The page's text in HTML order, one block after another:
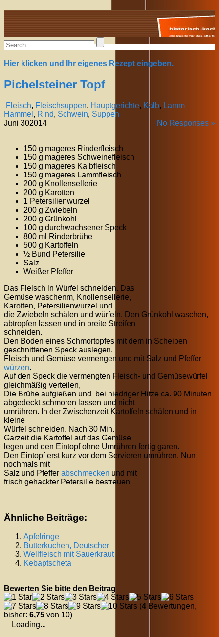
Alte Rezepte online
Hier klicken und Ihr eigenes Rezept eingeben.
Pichelsteiner Topf
Fleisch, Fleischsuppen, Hauptgerichte, Kalb, Lamm
Hammel , Rind, Schwein, Suppen
No Responses »
Juni 302014
150 g mageres Rinderfleisch
150 g mageres Schweinefleisch
150 g mageres Kalbfleisch
150 g mageres Lammfleisch
200 g Knollensellerie
200 g Karotten
1 Petersilienwurzel
200 g Zwiebeln
200 g Grünkohl
100 g durchwachsener Speck
800 ml Rinderbrühe
500 g Kartoffeln
½ Bund Petersilie
Salz
Weißer Pfeffer
Das Fleisch in Würfel schneiden. Das
Gemüse waschenm, Knollensellerie,
Karotten, Petersilienwurzel und
die Zwiebeln schälen und würfeln. Den Grünkohl waschen,
abtropfen lassen und in breite Streifen
schneiden.
Den Boden eines Schmortopfes mit dem in Scheiben
geschnittenen Speck auslegen.
Fleisch und Gemüse vermengen und mit Salz und Pfeffer
würzen.
Auf den Speck die vermengten Fleisch- und Gemüsewürfel
gleichmäßig verteilen,
Die Brühe aufgießen und bei niedriger Hitze ca. 90 Minuten
abgedeckt schmoren lassen und nicht
umrühren. In der Zwischenzeit Kartoffeln schälen und in
kleine
Würfel schneiden. Nach 30 Min.
Garzeit die Kartoffel auf das Gemüse
legen und den Eintopf ohne Umrühren fertig garen.
Den Eintopf erst kurz vor dem Servieren umrühren. Nun
nochmals mit
Salz und Pfeffer abschmecken und mit
frisch gehackter Petersilie bestreuen.
Ähnliche Beiträge:
Apfelringe
Butterkuchen, Deutscher
Wellfleisch mit Sauerkraut
Kebaptscheta
Bewerten Sie bitte den Beitrag
(4 Bewertungen,
bisher: 6,75 von 10)
Loading...